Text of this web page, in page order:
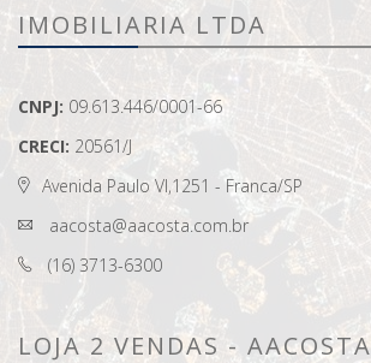
IMOBILIARIA LTDA
CNPJ: 09.613.446/0001-66
CRECI: 20561/J
Avenida Paulo VI,1251 - Franca/SP
aacosta@aacosta.com.br
(16) 3713-6300
LOJA 2 VENDAS - AACOSTA